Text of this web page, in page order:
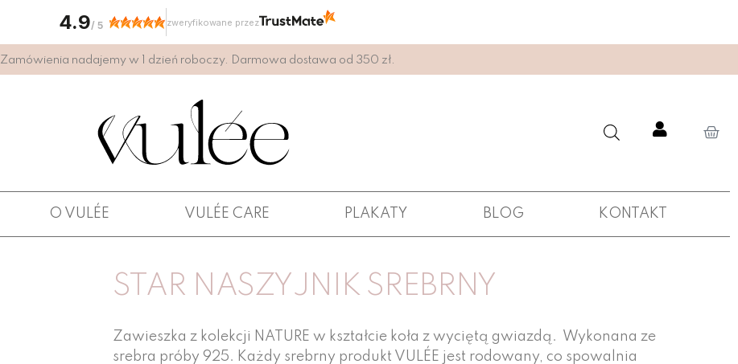
Zamówienia nadajemy w 1 dzień roboczy. Darmowa dostawa od 350 zł.
O VULÉE VULÉE CARE PLAKATY BLOG KONTAKT
STAR NASZYJNIK SREBRNY
Zawieszka z kolekcji NATURE w kształcie koła z wyciętą gwiazdą. Wykonana ze
srebra próby 925. Każdy srebrny produkt VULÉE jest rodowany, co spowalnia
4.9/ 5 zweryfikowane przez